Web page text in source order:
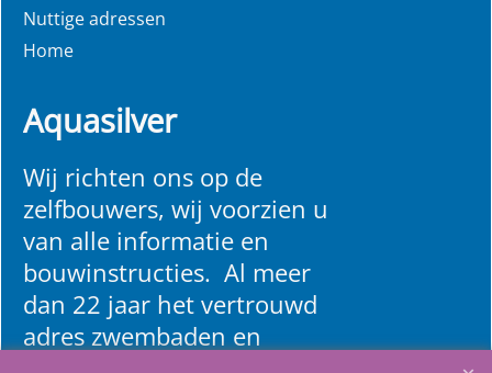
Nuttige adressen
Home
Aquasilver
Wij richten ons op de
zelfbouwers, wij voorzien u
van alle informatie en
bouwinstructies. Al meer
dan 22 jaar het vertrouwd
adres zwembaden en